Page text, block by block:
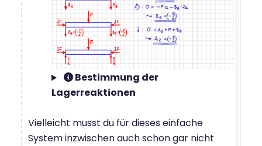
Bestimmung der
Lagerreaktionen
Vielleicht musst du für dieses einfache
System inzwischen auch schon gar nicht